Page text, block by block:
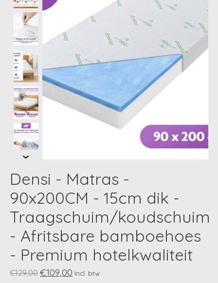
Densi - Matras -
90x200CM - 15cm dik -
Traagschuim/koudschuim
- Afritsbare bamboehoes
- Premium hotelkwaliteit
€129,00 €109,00 Incl. btw